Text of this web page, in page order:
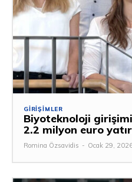
GIRIŞIMLER
Biyoteknoloji
2.2 milyon euro
Romina Özsavidis - Ocak 29,